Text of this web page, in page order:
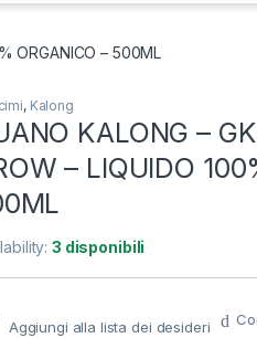
ORGANICO – 500ML
, Kalong
KALONG –
– LIQUIDO
3 disponibili
Aggiungi alla lista dei desideri